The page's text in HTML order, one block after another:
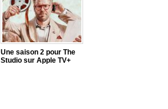
Une saison 2 pour The
Studio sur Apple TV+